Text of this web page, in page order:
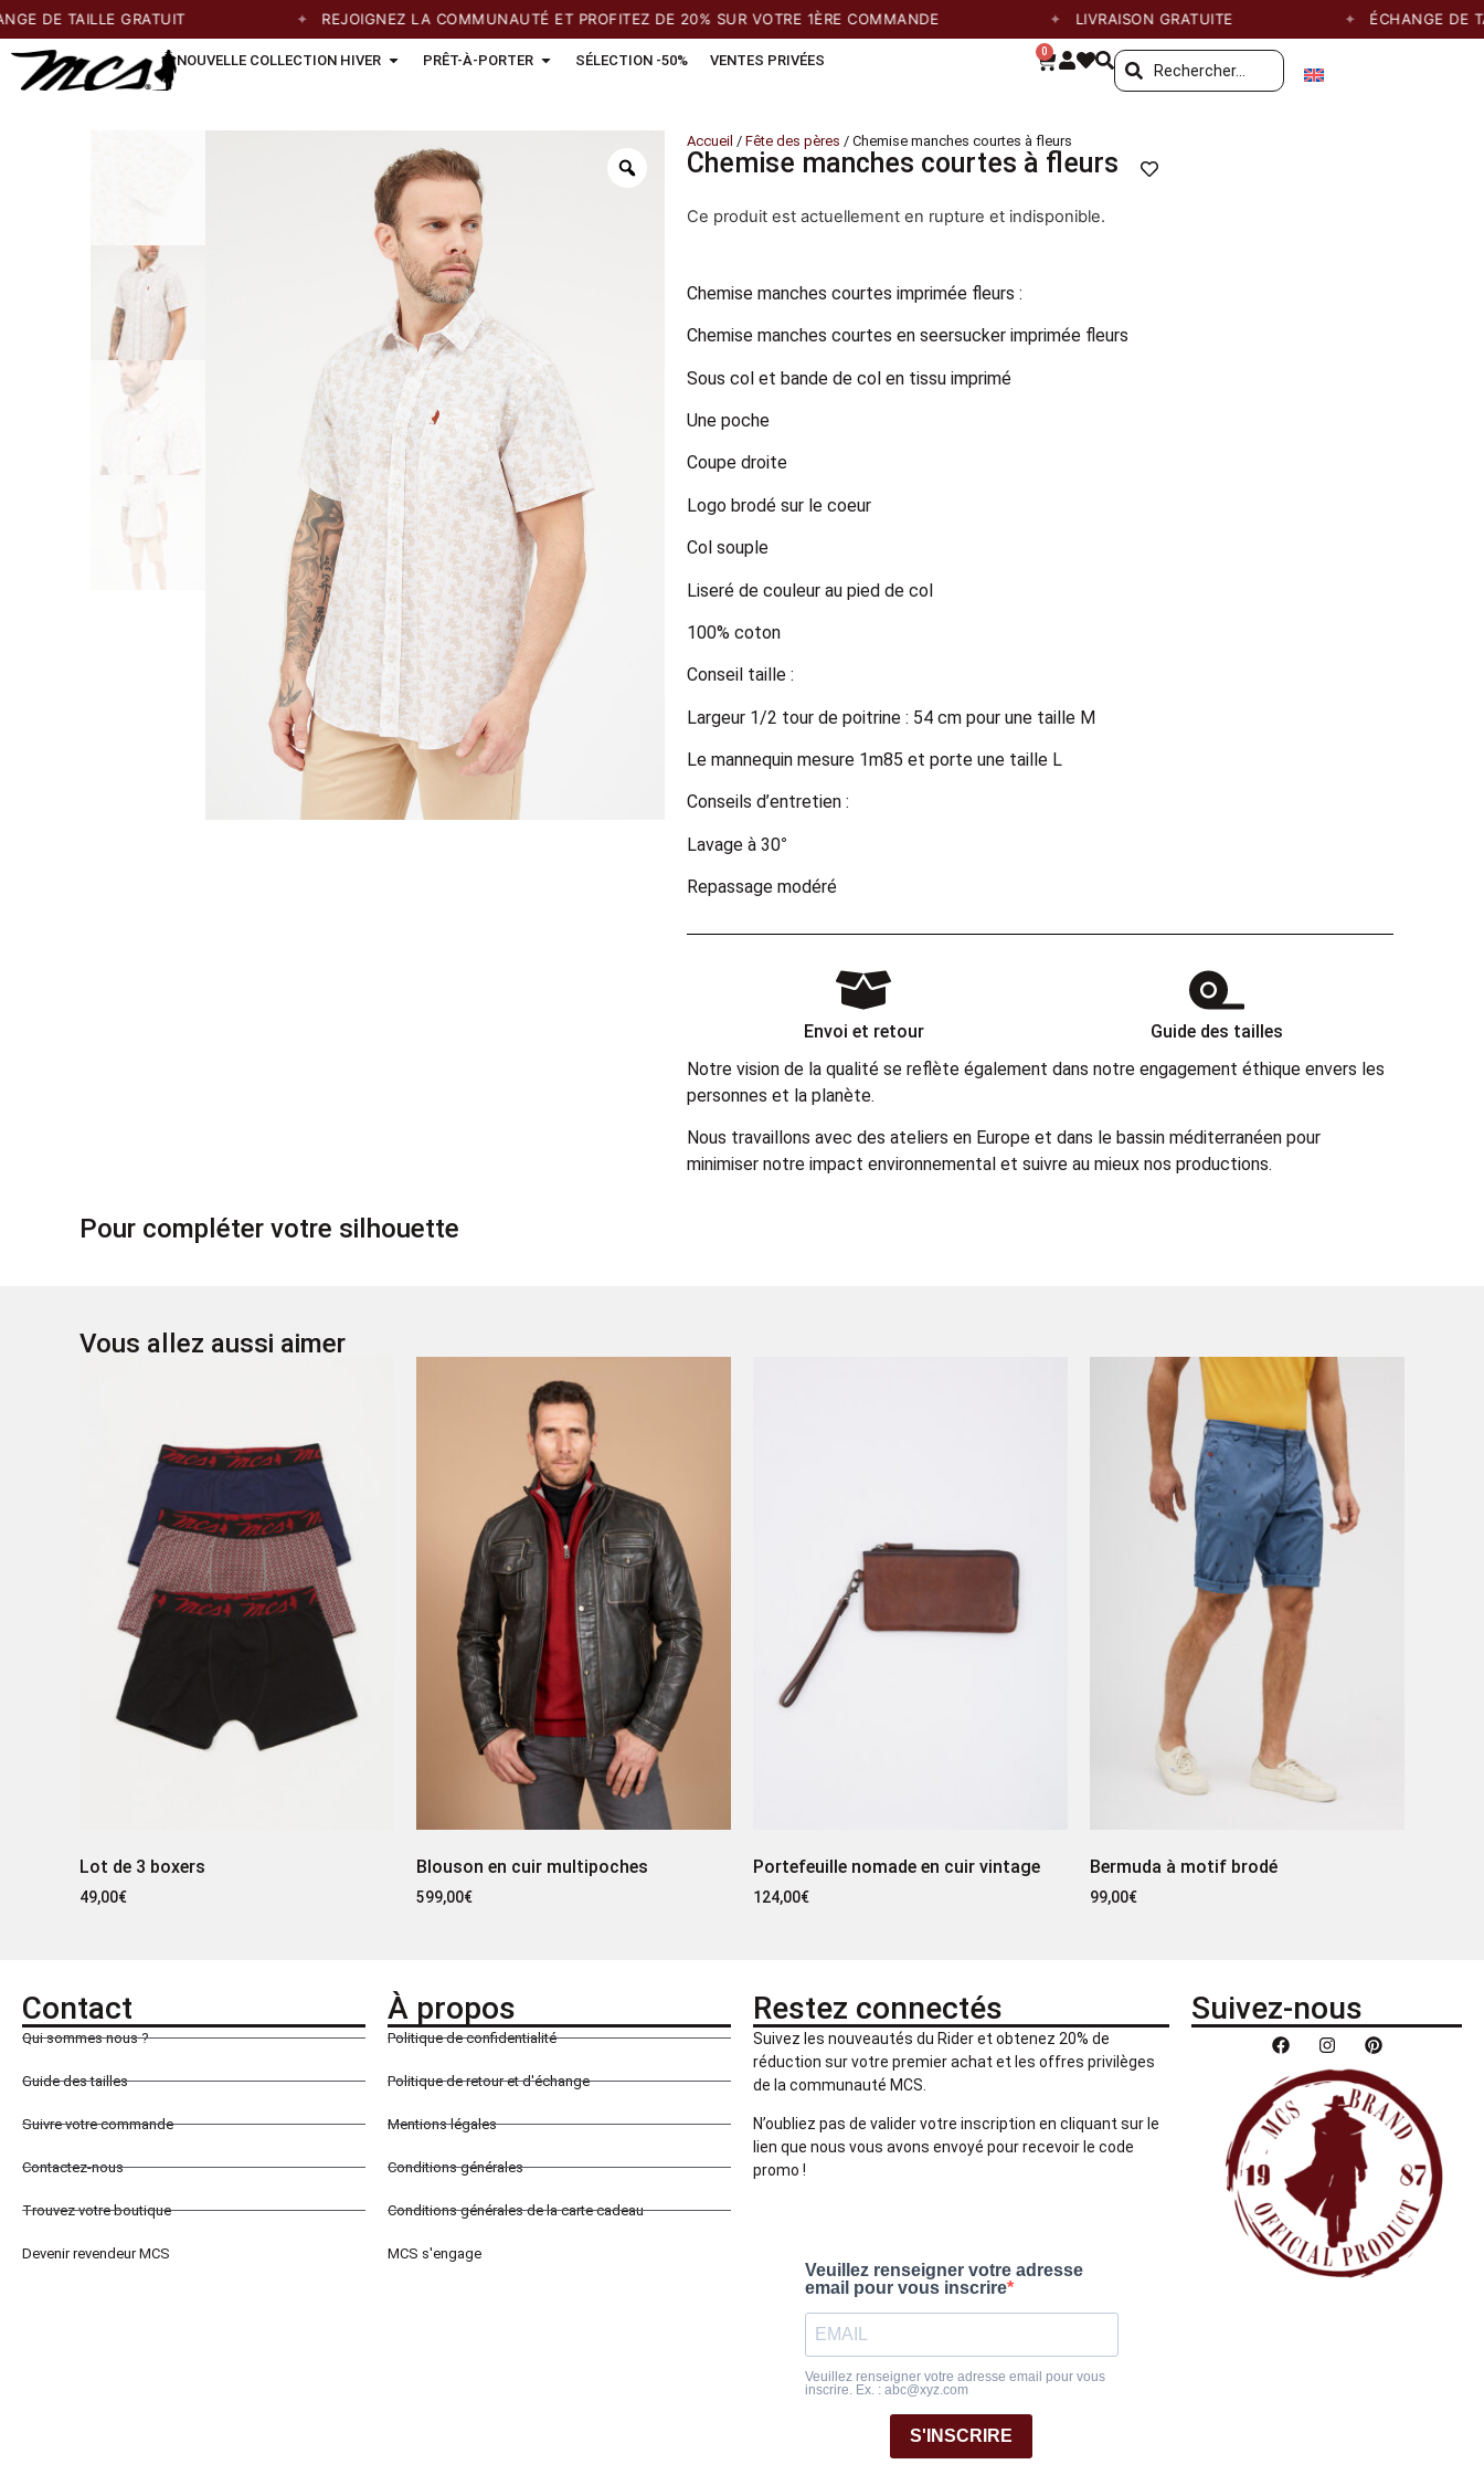
TAILLE GRATUIT REJOIGNEZ LA COMMUNAUTÉ ET PROFITEZ DE 20% SUR VOTRE 1ÈRE COMMANDE LIVRAISON GRATUITE ÉCHANGE DE
NOUVELLE COLLECTION HIVER PRÊT-À-PORTER SÉLECTION -50% VENTES PRIVÉES
0
Accueil / Fête des pères / Chemise manches courtes à fleurs
Chemise manches courtes à fleurs
Ce produit est actuellement en rupture et indisponible.
Chemise manches courtes imprimée fleurs :
Chemise manches courtes en seersucker imprimée fleurs
Sous col et bande de col en tissu imprimé
Une poche
Coupe droite
Logo brodé sur le coeur
Col souple
Liseré de couleur au pied de col
100% coton
Conseil taille :
Largeur 1/2 tour de poitrine : 54 cm pour une taille M
Le mannequin mesure 1m85 et porte une taille L
Conseils d’entretien :
Lavage à 30°
Repassage modéré
Envoi et retour
Guide des tailles
Notre vision de la qualité se reflète également dans notre engagement éthique envers les
personnes et la planète.
Nous travaillons avec des ateliers en Europe et dans le bassin méditerranéen pour
minimiser notre impact environnemental et suivre au mieux nos productions.
Pour compléter votre silhouette
Vous allez aussi aimer
Lot de 3 boxers
49,00€
Blouson en cuir multipoches
599,00€
Portefeuille nomade en cuir vintage
124,00€
Bermuda à motif brodé
99,00€
Contact
Qui sommes nous ?
Guide des tailles
Suivre votre commande
Contactez-nous
Trouvez votre boutique
Devenir revendeur MCS
À propos
Politique de confidentialité
Politique de retour et d'échange
Mentions légales
Conditions générales
Conditions générales de la carte cadeau
MCS s'engage
Restez connectés
Suivez les nouveautés du Rider et obtenez 20% de
réduction sur votre premier achat et les offres privilèges
de la communauté MCS.
N’oubliez pas de valider votre inscription en cliquant sur le
lien que nous vous avons envoyé pour recevoir le code
promo !
Veuillez renseigner votre adresse
email pour vous inscrire
Veuillez renseigner votre adresse email pour vous
inscrire. Ex. : abc@xyz.com
S'INSCRIRE
Suivez-nous